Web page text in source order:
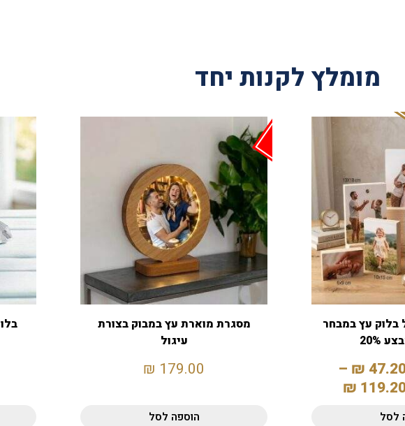
מומלץ לקנות יחד
עץ במבחר
20%
₪
–
₪
לסל
מסגרת מוארת עץ במבוק בצורת
עיגול
179.00
₪
הוספה לסל